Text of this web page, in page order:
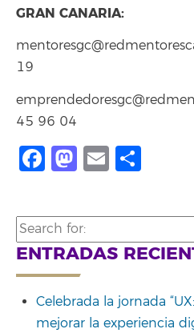
GRAN CANARIA:
19
45 96 04
Facebook
Mastodon
Email
Search
for:
ENTRADAS
Celebrada la jornada
mejorar la experiencia